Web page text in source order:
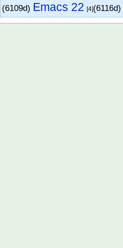
(6109d) Emacs 22 [4]